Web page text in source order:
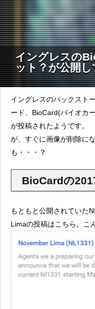
イングレスの
ット？が公開
イングレスのバックスト
ード、BioCard(バイオカ
が投稿されたようです。
が、すぐに画像が削除に
も・・・？
BioCardの
もともと公開されていた
Limaの投稿はこちら。こ